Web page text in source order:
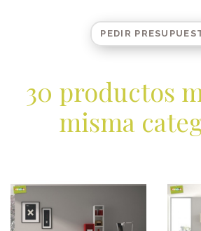
PEDIR
30 productos
misma